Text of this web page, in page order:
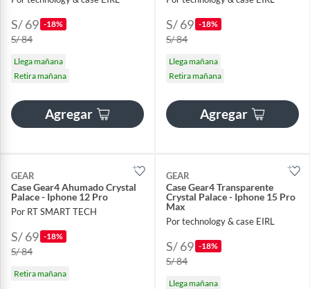
S/ 69 -18%
S/ 84
Llega mañana
Retira mañana
Agregar
S/ 69 -18%
S/ 84
Llega mañana
Retira mañana
Agregar
GEAR
Case Gear4 Ahumado Crystal
Palace - Iphone 12 Pro
Por RT SMART TECH
S/ 69 -18%
S/ 84
Retira mañana
GEAR
Case Gear4 Transparente
Crystal Palace - Iphone 15 Pro
Max
Por technology & case EIRL
S/ 69 -18%
S/ 84
Llega mañana